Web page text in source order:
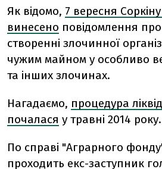
Як відомо, 7 вересня
винесено повідомлення про
створенні злочинної
чужим майном у особливо
та інших злочинах.
Нагадаємо, процедура
почалася у травні 2014 року.
По справі "Аграрного
проходить екс-заступник